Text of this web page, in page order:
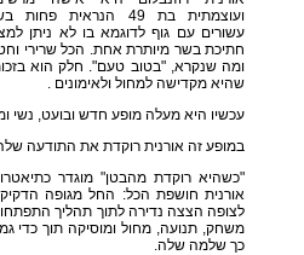
ועוצמתית בת 49 הנראית פחות
עשורים עם גוף לדוגמא בו לא ניתן
חתיכת בשר מיותרת אחת. הכל שרירי
ומה שנקרא, "בטוב טעם". חלק הוא
שהיא מקדישה למחול ולאימונים .
עכשיו היא מעלה מופע חדש ובועט, נשי
במופע זה אורנית רוקדת את התודעה
"כשהיא רוקדת מהבטן" מוגדר
אורנית חושפת הכל: החל מגופה
לצופה הצצה נדירה לתוך תהליך
משחק, תנועה, מחול ומוסיקה תוך כדי
כך שלמה שלה.